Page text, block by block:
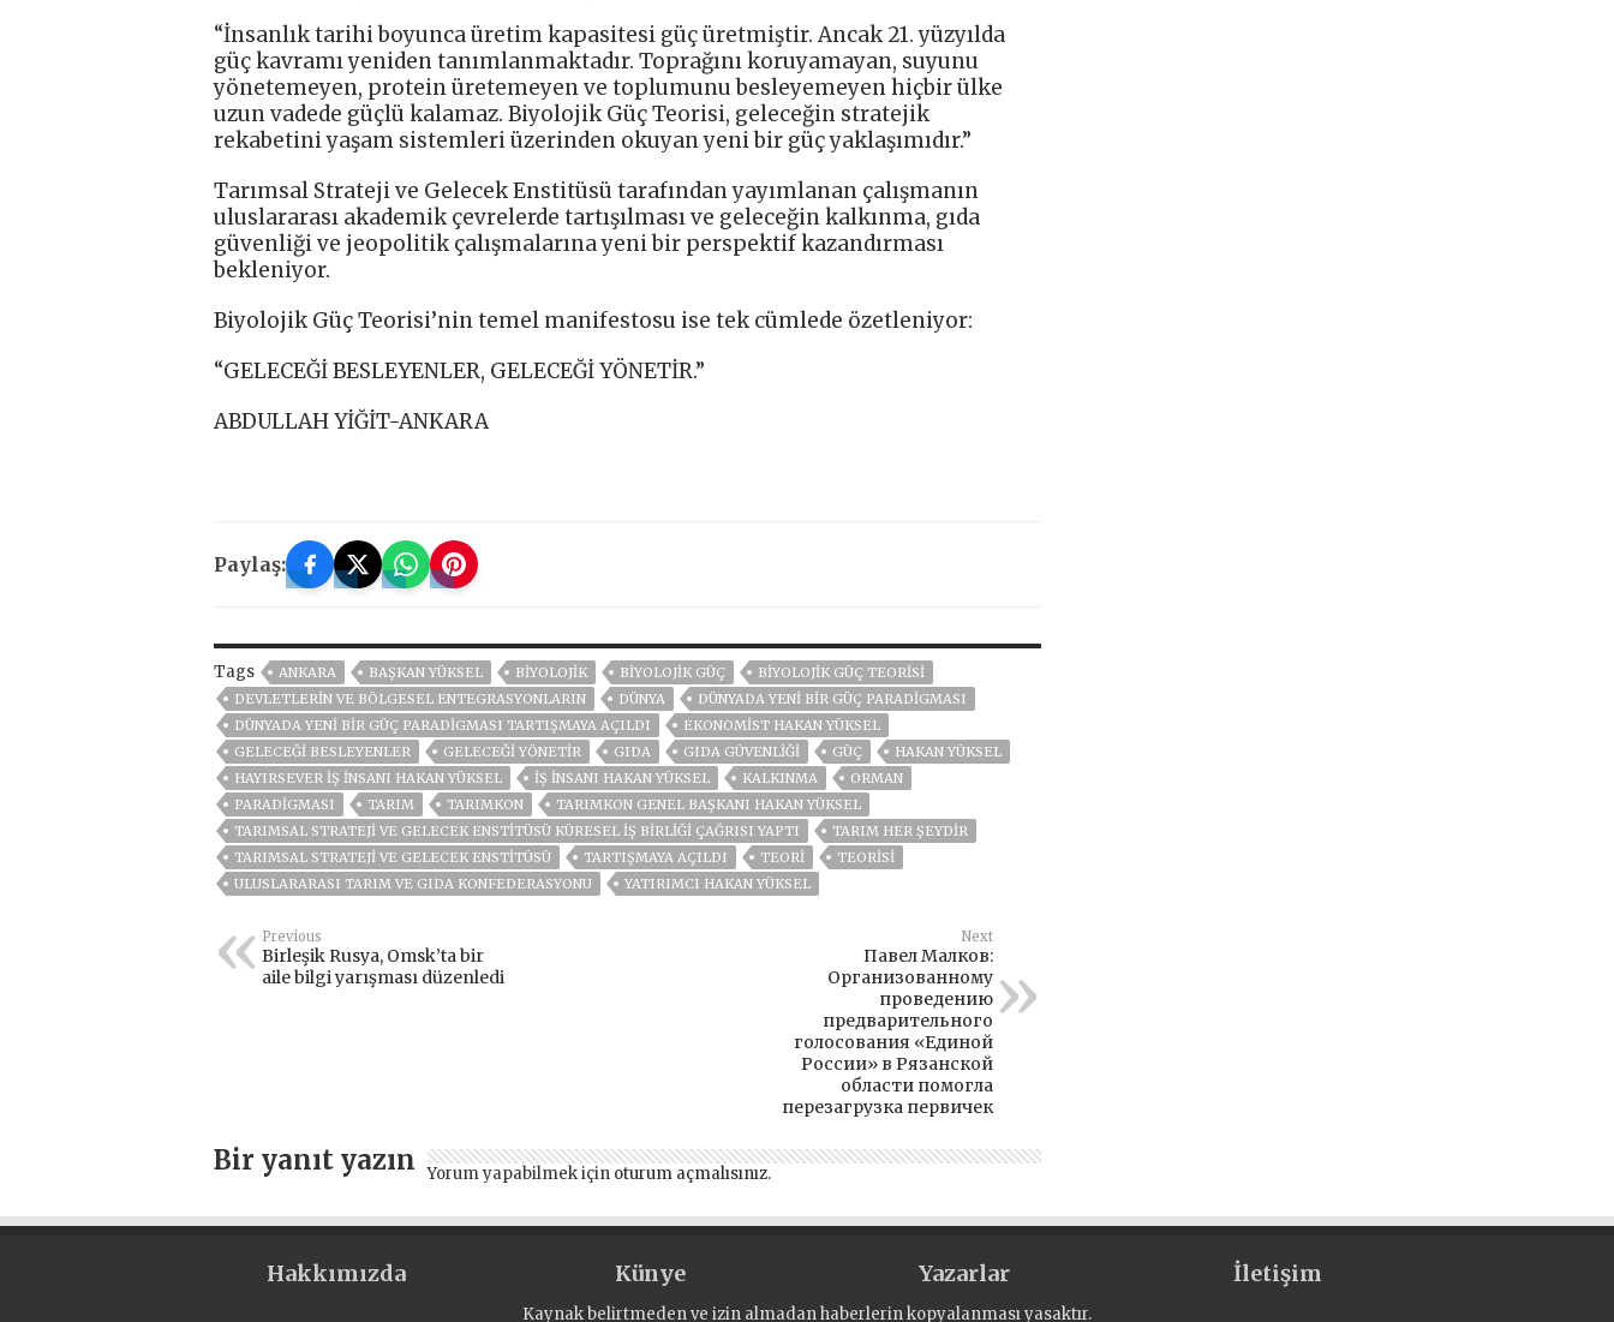
“İnsanlık tarihi boyunca üretim kapasitesi güç üretmiştir. Ancak 21. yüzyılda
güç kavramı yeniden tanımlanmaktadır. Toprağını koruyamayan, suyunu
yönetemeyen, protein üretemeyen ve toplumunu besleyemeyen hiçbir ülke
uzun vadede güçlü kalamaz. Biyolojik Güç Teorisi, geleceğin stratejik
rekabetini yaşam sistemleri üzerinden okuyan yeni bir güç yaklaşımıdır.”
Tarımsal Strateji ve Gelecek Enstitüsü tarafından yayımlanan çalışmanın
uluslararası akademik çevrelerde tartışılması ve geleceğin kalkınma, gıda
güvenliği ve jeopolitik çalışmalarına yeni bir perspektif kazandırması
bekleniyor.
Biyolojik Güç Teorisi’nin temel manifestosu ise tek cümlede özetleniyor:
“GELECEĞİ BESLEYENLER, GELECEĞİ YÖNETİR.”
ABDULLAH YİĞİT-ANKARA
Paylaş:
Tags ANKARA BAŞKAN YÜKSEL BİYOLOJİK BIYOLOJIK GÜÇ
BİYOLOJİK GÜÇ TEORİSİ
DEVLETLERIN VE BÖLGESEL ENTEGRASYONLARIN
DÜNYA
DÜNYADA YENİ BİR GÜÇ PARADİGMASI
DÜNYADA YENİ BİR GÜÇ PARADİGMASI TARTIŞMAYA AÇILDI
EKONOMIST HAKAN YÜKSEL
GELECEĞİ BESLEYENLER
GELECEĞİ YÖNETİR GIDA GIDA GÜVENLIĞI GÜÇ
HAKAN YÜKSEL
HAYIRSEVER IŞ INSANI HAKAN YÜKSEL
IŞ INSANI HAKAN YÜKSEL KALKINMA
ORMAN
PARADİGMASI
TARIM TARIMKON
TARIMKON GENEL BAŞKANI HAKAN YÜKSEL
TARIMSAL STRATEJİ VE GELECEK ENSTİTÜSÜ KÜRESEL İŞ BİRLİĞİ ÇAĞRISI YAPTI
TARIM HER ŞEYDIR
TARIMSAL STRATEJI VE GELECEK ENSTITÜSÜ
TARTIŞMAYA AÇILDI TEORI
TEORİSİ
ULUSLARARASI TARIM VE GIDA KONFEDERASYONU
YATIRIMCI HAKAN YÜKSEL
Previous
Birleşik Rusya, Omsk’ta bir
aile bilgi yarışması düzenledi
Next
Павел Малков:
Организованному
проведению
предварительного
голосования «Единой
России» в Рязанской
области помогла
перезагрузка первичек
Bir yanıt yazın Yorum yapabilmek için oturum açmalısınız.
Hakkımızda Künye Yazarlar İletişim
Kaynak belirtmeden ve izin almadan haberlerin kopyalanması yasaktır.